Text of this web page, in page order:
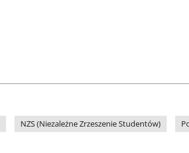
NZS (Niezależne Zrzeszenie Studentów)